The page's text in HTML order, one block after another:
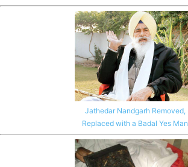
Jathedar Nandgarh Removed,
Replaced with a Badal Yes Man